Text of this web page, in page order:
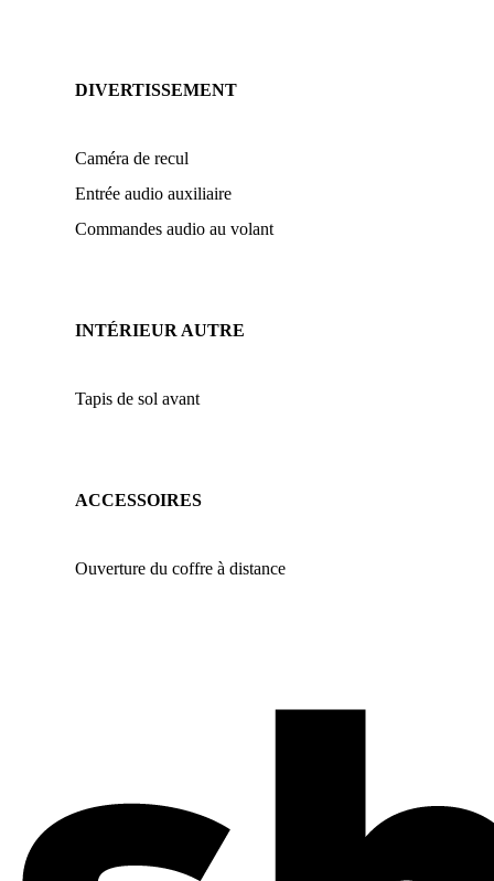
DIVERTISSEMENT
Caméra de recul
Entrée audio auxiliaire
Commandes audio au volant
INTÉRIEUR AUTRE
Tapis de sol avant
ACCESSOIRES
Ouverture du coffre à distance